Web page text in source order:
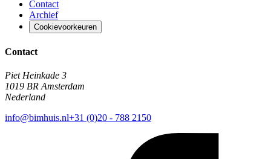
Contact
Archief
Cookievoorkeuren
Contact
Piet Heinkade 3
1019 BR Amsterdam
Nederland
info@bimhuis.nl+31 (0)20 - 788 2150